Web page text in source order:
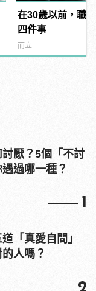
在30歲以前，職
四件事
而立
厭？5個「不討
過哪一種？
1
「真愛自問」
人嗎？